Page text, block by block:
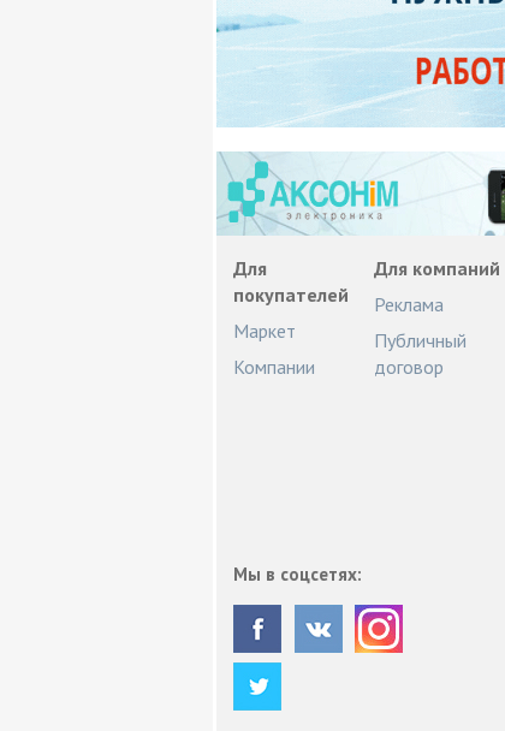
Для
покупателей
Маркет
Компании
Для компаний
Реклама
Публичный
договор
Мы в соцсетях: